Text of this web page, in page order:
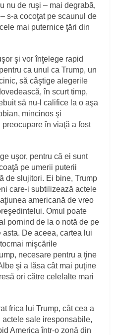
nu de ruşi – mai degrabă,
s-a cocoţat pe scaunul de
mai puternice ţări din
şi vor înţelege rapid
ca unul ca Trump, un
să câştige alegerile
în scurt timp,
să nu-l califice la o aşa
mincinos şi
în viaţă a fost
uşor, pentru că ei sunt
pe umerii puterii
de slujitori. Ei bine, Trump
care-i subtilizează actele
americană de vreo
Omul poate
pornind de la o notă de pe
De aceea, cartea lui
mişcările
necesare pentru a ţine
şi a lăsa cât mai puţine
ori către celelalte mari
frica lui Trump, cât cea a
sale iresponsabile,
America într-o zonă din